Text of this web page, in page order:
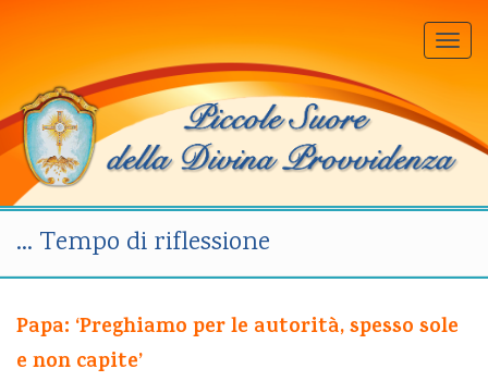
… Tempo di riflessione
Papa: ‘Preghiamo per le autorità, spesso sole
e non capite’